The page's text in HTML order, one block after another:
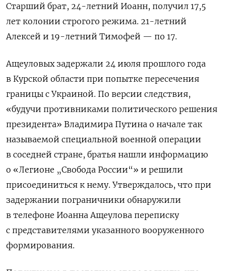
Старший брат, 24-летний Иоанн, получил 17,5
лет колонии строгого режима. 21-летний
Алексей и 19-летний Тимофей — по 17.
Ащеуловых задержали 24 июля прошлого года
в Курской области при попытке пересечения
границы с Украиной. По версии следствия,
«будучи противниками политического решения
президента» Владимира Путина о начале так
называемой специальной военной операции
в соседней стране, братья нашли информацию
о «Легионе „Свобода России“» и решили
присоединиться к нему. Утверждалось, что при
задержании пограничники обнаружили
в телефоне Иоанна Ащеулова переписку
с представителями указанного вооруженного
формирования.